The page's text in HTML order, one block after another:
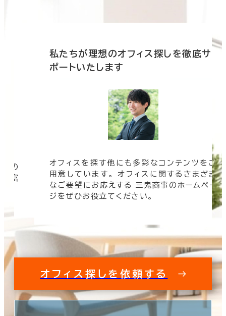
の
豊富
私たちが理想のオフィス探しを徹底サ
ポートいたします
オフィスを探す他にも多彩なコンテンツをご
用意しています。 オフィスに関するさまざま
なご要望にお応えする 三鬼商事のホームペー
ジをぜひお役立てください。
オフィス探しを依頼する